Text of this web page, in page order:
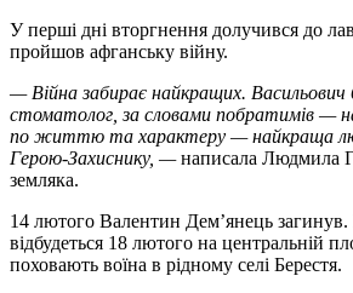
У перші дні вторгнення долучився до
пройшов афганську війну.
— Війна забирає найкращих. Васильович
стоматолог, за словами побратимів —
по життю та характеру — найкраща
Герою-Захиснику, —написала Людмила
земляка.
14 лютого Валентин Дем’янець
відбудеться 18 лютого на центральній
поховають воїна в рідному селі Берестя.